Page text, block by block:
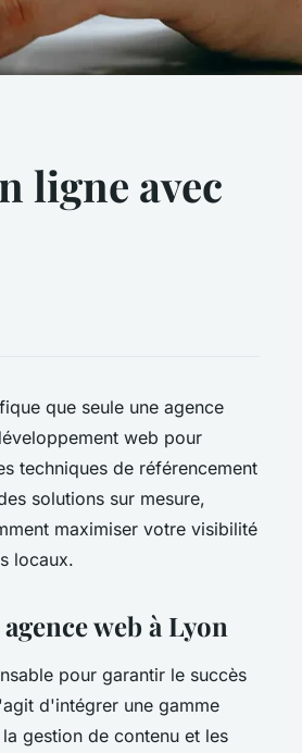
ligne avec
que seule une agence
web pour
techniques de référencement
solutions sur mesure,
maximiser votre visibilité
locaux.
web à Lyon
pour garantir le succès
d'intégrer une gamme
gestion de contenu et les